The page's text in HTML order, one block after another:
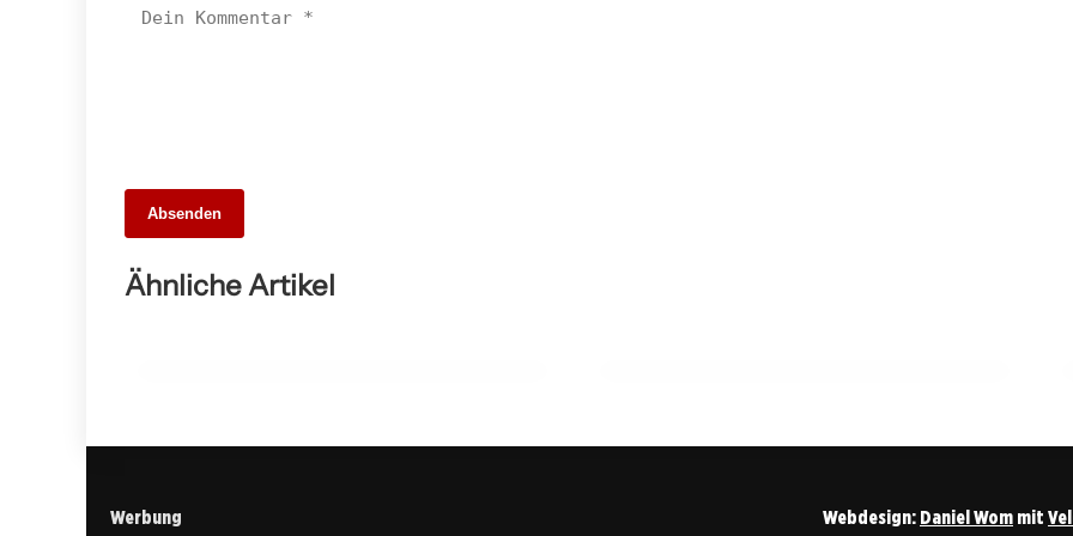
Absenden
Ähnliche Artikel
Die 10 besten Webdesigner und
Agenturen in Stuttgart – Unsere Stadt
Werbung Webdesign: Daniel Wom mit